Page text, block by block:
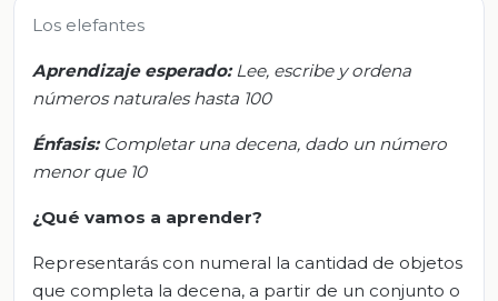
Los elefantes
Aprendizaje esperado:Lee, escribe y ordena
números naturales hasta 100
Énfasis: Completar una decena, dado un número
menor que 10
¿Qué vamos a aprender?
Representarás con numeral la cantidad de objetos
que completa la decena, a partir de un conjunto o